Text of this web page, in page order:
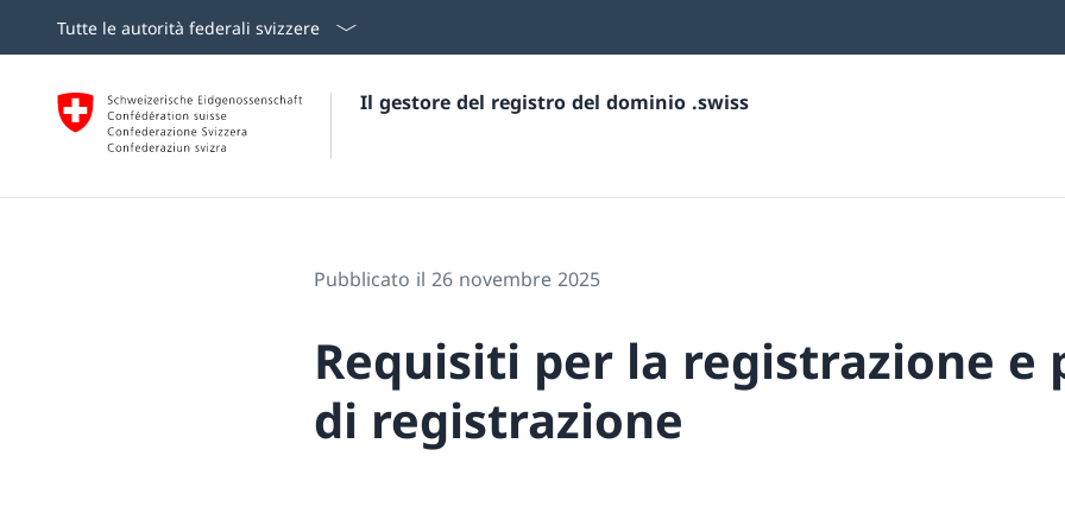
Tutte le autorità federali svizzere
Il gestore del registro del dominio .swiss
Pubblicato il 26 novembre 2025
Requisiti per la registrazione e
di registrazione